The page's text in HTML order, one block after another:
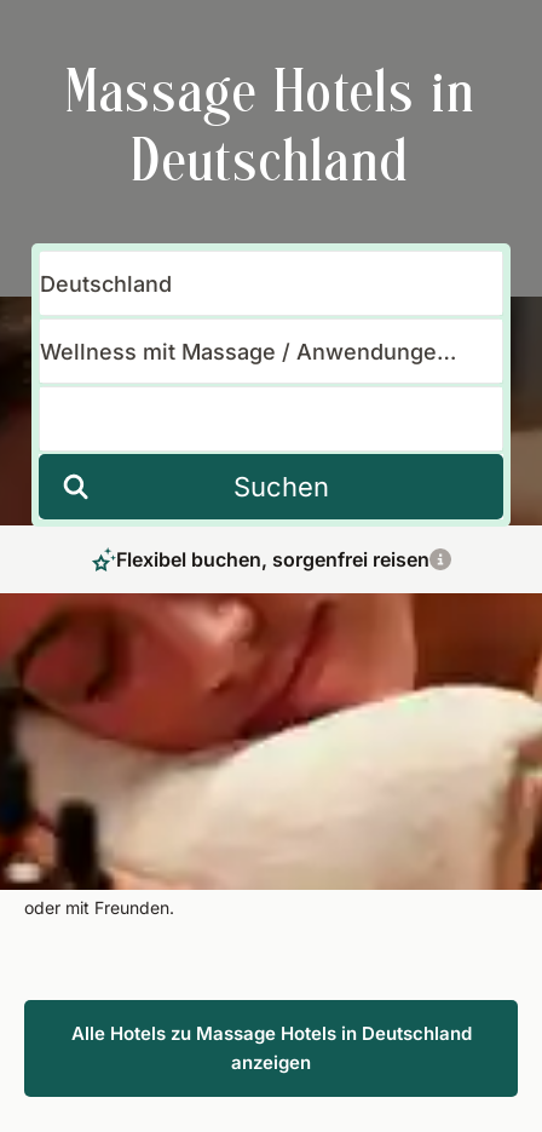
Massage Hotels in
Deutschland
Suchen
Flexibel buchen, sorgenfrei reisen
Wellness & Relaxen ohne weite Reise im
Massage Urlaub in Deutschland
Von der Küste der Ostsee-Inseln bis zu den Alpen finden Sie
bei uns interessante Wellnesshotels für einen Massage Urlaub
in Deutschland. Lassen Sie den Stress des Alltags bei einer
wohltuenden Anwendung von sich abfallen und genießen Sie
eine kleine Spa-Auszeit im Massage Hotel, ob allein, zu zweit
oder mit Freunden.
Alle Hotels zu Massage Hotels in Deutschland
anzeigen